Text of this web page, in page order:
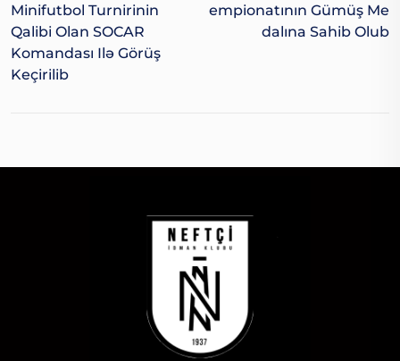
Minifutbol Turnirinin
Qalibi Olan SOCAR
Komandası Ilə Görüş
Keçirilib
Empionatının Gümüş Me
Dalına Sahib Olub